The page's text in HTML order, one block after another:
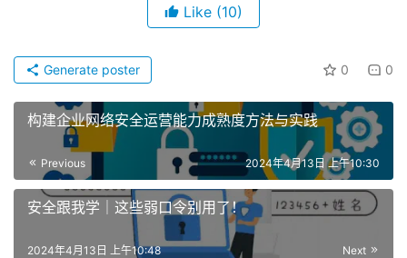
Like (10)
0 0
Generate poster
构建企业网络安全运营能力成熟度方法与实践
Previous 2024年4月13日 上午10:30
安全跟我学｜这些弱口令别用了！
Next
2024年4月13日 上午10:48